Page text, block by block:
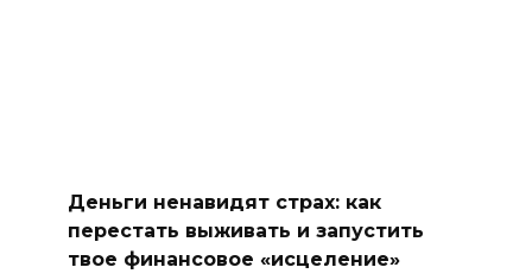
Деньги ненавидят страх: как
перестать выживать и запустить
твое финансовое «исцеление»